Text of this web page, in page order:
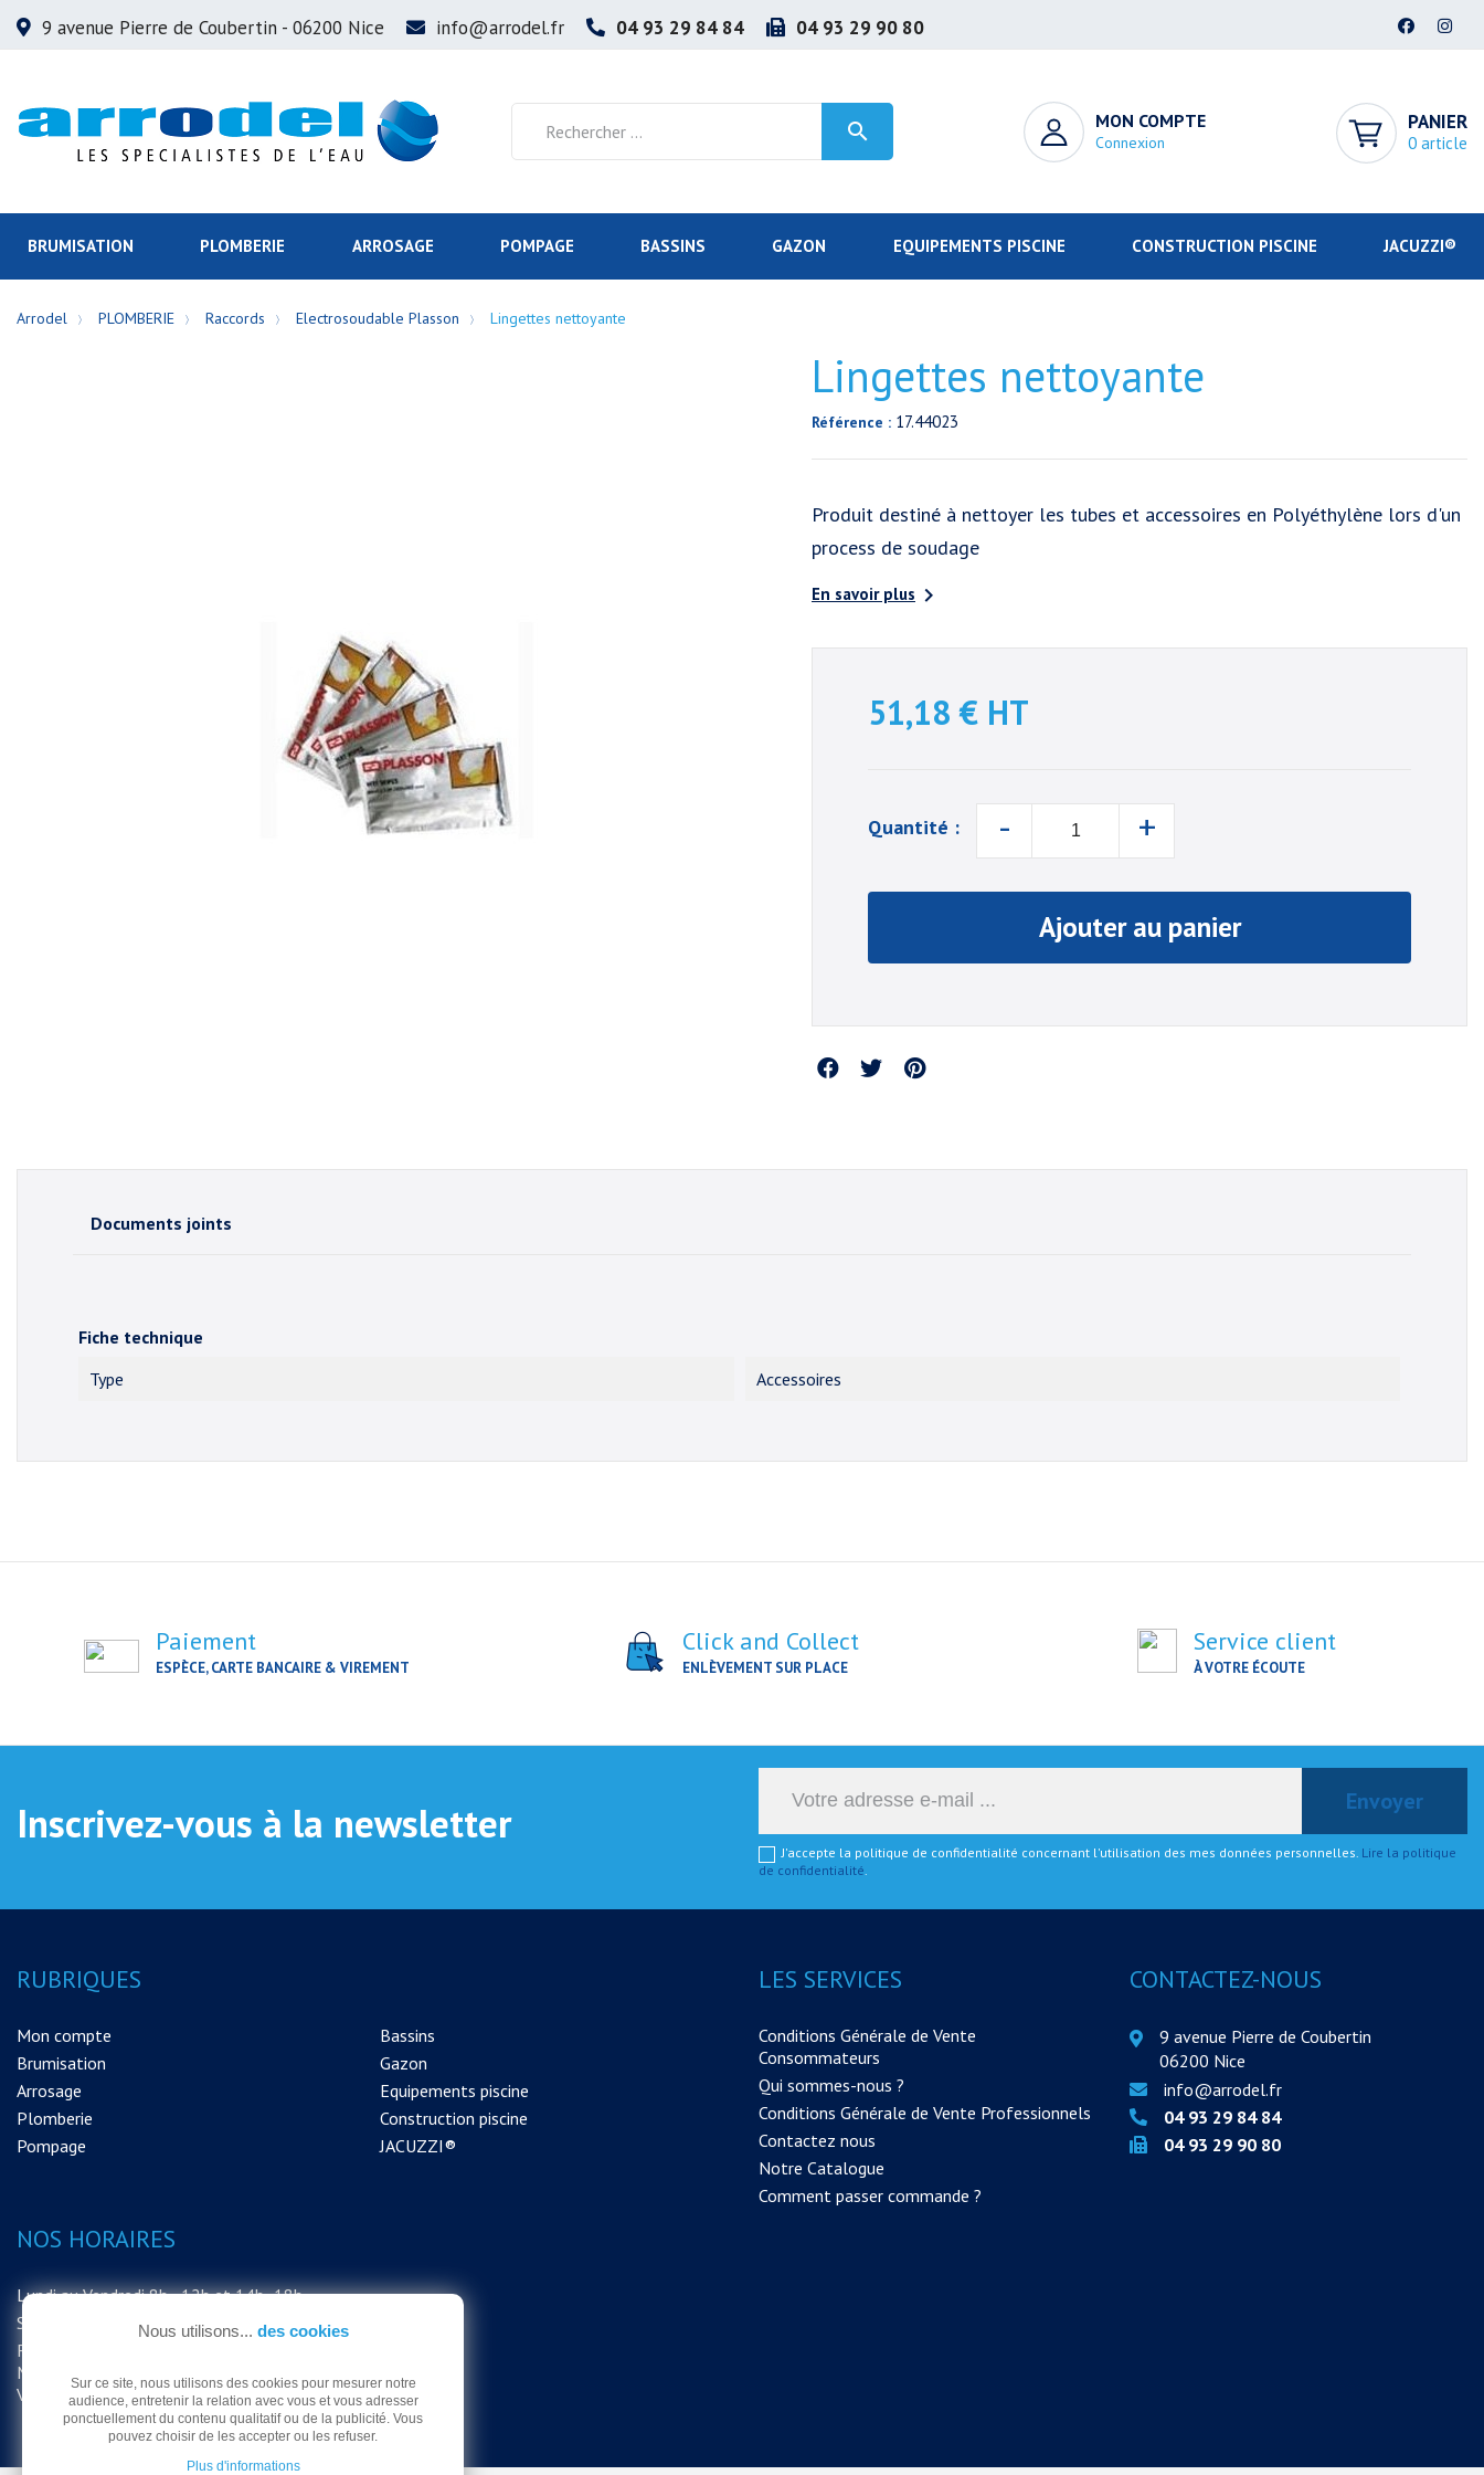
9 avenue Pierre de Coubertin - 06200 Nice info@arrodel.fr 04 93 29 84 84 04 93 29 90 80
 MON COMPTE
Connexion
PANIER
0 article
BRUMISATION PLOMBERIE ARROSAGE POMPAGE BASSINS GAZON EQUIPEMENTS PISCINE CONSTRUCTION PISCINE JACUZZI®
Arrodel PLOMBERIE Raccords Electrosoudable Plasson Lingettes nettoyante
Lingettes nettoyante
Référence : 17.44023
Produit destiné à nettoyer les tubes et accessoires en Polyéthylène lors d'un
process de soudage
En savoir plus 
51,18 € HT
Quantité : - +
Ajouter au panier
Partager
Documents joints
Fiche technique
Type
Accessoires
Paiement
ESPÈCE, CARTE BANCAIRE & VIREMENT
Click and Collect
ENLÈVEMENT SUR PLACE
Service client
À VOTRE ÉCOUTE
Inscrivez-vous à la newsletter
J'accepte la politique de confidentialité concernant l'utilisation des mes données personnelles. Lire la politique
de confidentialité
RUBRIQUES
Mon compte
Brumisation
Arrosage
Plomberie
Pompage
Bassins
Gazon
Equipements piscine
Construction piscine
JACUZZI®
LES SERVICES
Conditions Générale de Vente
Consommateurs
Qui sommes-nous ?
Conditions Générale de Vente Professionnels
Contactez nous
Notre Catalogue
Comment passer commande ?
NOS HORAIRES
Lundi au Vendredi 8h - 12h et 14h -18h
Samedi 8h - 12h
FERMETURE EXCEPTIONNELLE DU
MAGASIN LE SAMEDI 15 AOUT MERCI DE
VOTRE COMPRÉHENSION
CONTACTEZ-NOUS
9 avenue Pierre de Coubertin
06200 Nice
info@arrodel.fr
04 93 29 84 84
04 93 29 90 80
Nous utilisons... des cookies
Sur ce site, nous utilisons des cookies pour mesurer notre
audience, entretenir la relation avec vous et vous adresser
ponctuellement du contenu qualitatif ou de la publicité. Vous
pouvez choisir de les accepter ou les refuser.
Plus d'informations